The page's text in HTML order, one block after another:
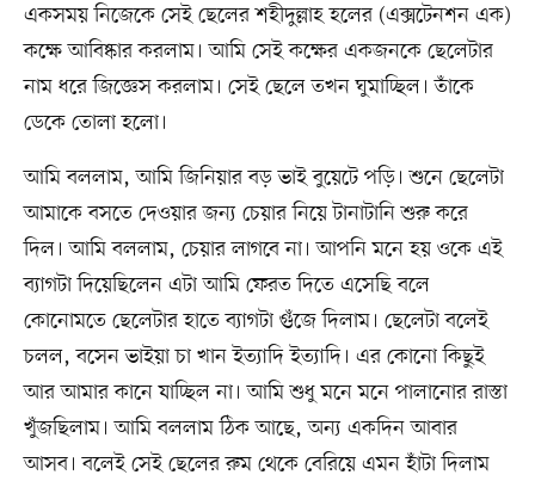
একসময় নিজেকে সেই ছেলের শহীদুল্লাহ হলের (এক্সটেনশন এক)
কক্ষে আবিষ্কার করলাম। আমি সেই কক্ষের একজনকে ছেলেটার
নাম ধরে জিজ্ঞেস করলাম। সেই ছেলে তখন ঘুমাচ্ছিল। তাঁকে
ডেকে তোলা হলো।
আমি বললাম, আমি জিনিয়ার বড় ভাই বুয়েটে পড়ি। শুনে ছেলেটা
আমাকে বসতে দেওয়ার জন্য চেয়ার নিয়ে টানাটানি শুরু করে
দিল। আমি বললাম, চেয়ার লাগবে না। আপনি মনে হয় ওকে এই
ব্যাগটা দিয়েছিলেন এটা আমি ফেরত দিতে এসেছি বলে
কোনোমতে ছেলেটার হাতে ব্যাগটা গুঁজে দিলাম। ছেলেটা বলেই
চলল, বসেন ভাইয়া চা খান ইত্যাদি ইত্যাদি। এর কোনো কিছুই
আর আমার কানে যাচ্ছিল না। আমি শুধু মনে মনে পালানোর রাস্তা
খুঁজছিলাম। আমি বললাম ঠিক আছে, অন্য একদিন আবার
আসব। বলেই সেই ছেলের রুম থেকে বেরিয়ে এমন হাঁটা দিলাম